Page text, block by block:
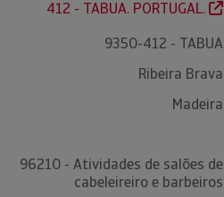
412 - TABUA. PORTUGAL.
9350-412 - TABUA
Ribeira Brava
Madeira
96210 - Atividades de salões de
cabeleireiro e barbeiros